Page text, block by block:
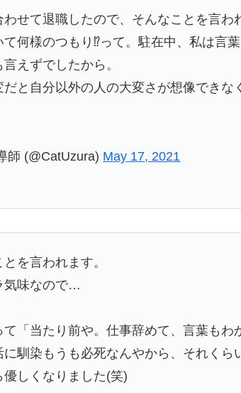
せて退職したので、そんなことを言わ
て何様のつもり⁉️って。駐在中、私は言
えずでしたから。
だと自分以外の人の大変さが想像できな
師 (@CatUzura) May 17, 2021
を言われます。
気味なので…
「当たり前や。仕事辞めて、言葉もわ
に馴染もうも必死なんやから、それくら
優しくなりました(笑)